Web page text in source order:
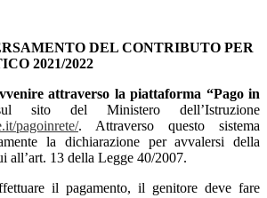
DEL CONTRIBUTO PER
2021/2022
attraverso la piattaforma “Pago in
sito del Ministero dell’Istruzione
pagoinrete/. Attraverso questo sistema
la dichiarazione per avvalersi della
all’art. 13 della Legge 40/2007.
il pagamento, il genitore deve fare